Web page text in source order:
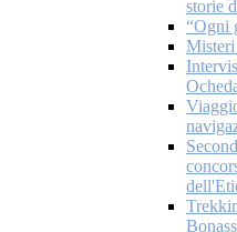
storie
“Ogni
Misteri